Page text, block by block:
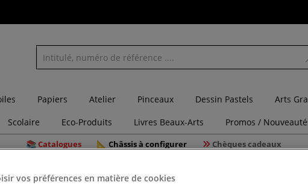
Papiers Atelier Pinceaux Dessin Pastels Arts
Scolaire Eco-Produits Livres Beaux-Arts Promos /
Catalogues Châssis à configurer Chèques cadeaux
vos préférences en matière de cookies